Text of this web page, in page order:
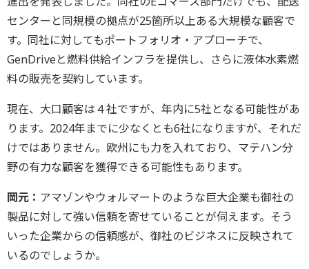
センターと同規模の拠点が25箇所以上ある大規模な顧客で
す。同社に対してもポートフォリオ・アプローチで、
GenDriveと燃料供給インフラを提供し、さらに液体水素燃
料の販売を契約しています。
現在、大口顧客は４社ですが、年内に5社となる可能性があ
ります。2024年までに少なくとも6社になりますが、それだ
けではありません。欧州にも力を入れており、マテハン分
野の有力な顧客を獲得できる可能性もあります。
岡元： アマゾンやウォルマートのような巨大企業も御社の
製品に対して強い信頼を寄せていることが伺えます。そう
いった企業からの信頼感が、御社のビジネスに反映されて
いるのでしょうか。